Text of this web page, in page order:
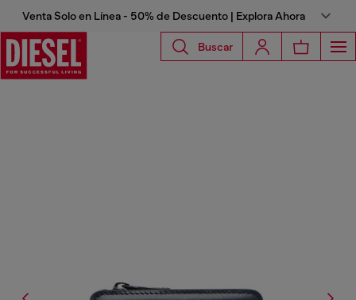
Venta Solo en Línea - 50% de Descuento | Explora Ahora
Buscar